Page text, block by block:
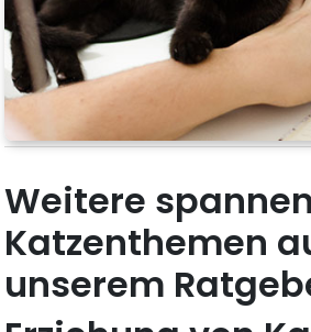
Weitere
Katzenthemen
unserem